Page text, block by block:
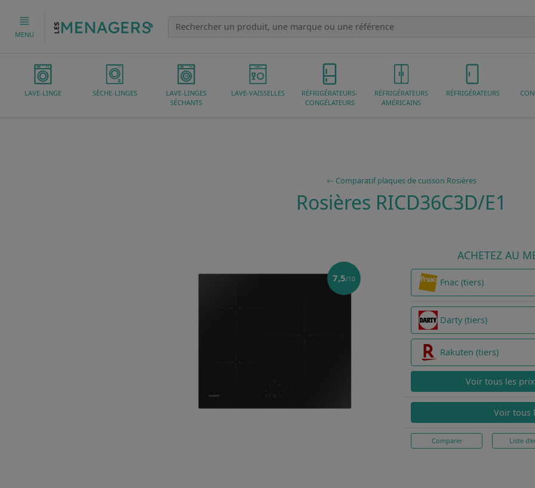
MENU
LAVE-LINGE SÈCHE-LINGES
LAVE-LINGES
SÉCHANTS
LAVE-VAISSELLES
RÉFRIGÉRATEURS-
CONGÉLATEURS
RÉFRIGÉRATEURS
AMÉRICAINS
RÉFRIGÉRATEURS
Comparatif plaques de cuisson Rosières
Rosières RICD36C3D/E1
7,5/10
ACHETEZ AU
Fnac (tiers)
Darty (tiers)
Rakuten (tiers)
Voir tous les
Voir tous
Comparer Liste